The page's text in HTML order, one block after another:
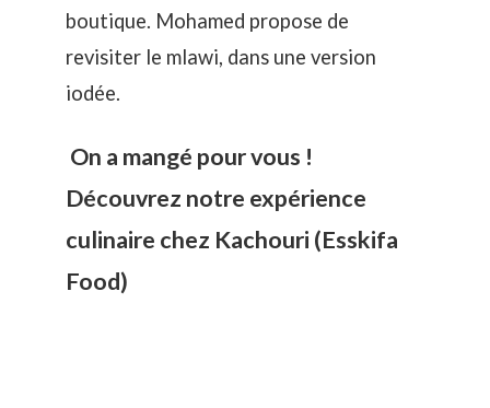
boutique. Mohamed propose de
revisiter le mlawi, dans une version
iodée.
On a mangé pour vous !
Découvrez notre expérience
culinaire chez Kachouri (Esskifa
Food)